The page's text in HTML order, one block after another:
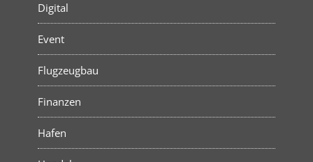
Digital
Event
Flugzeugbau
Finanzen
Hafen